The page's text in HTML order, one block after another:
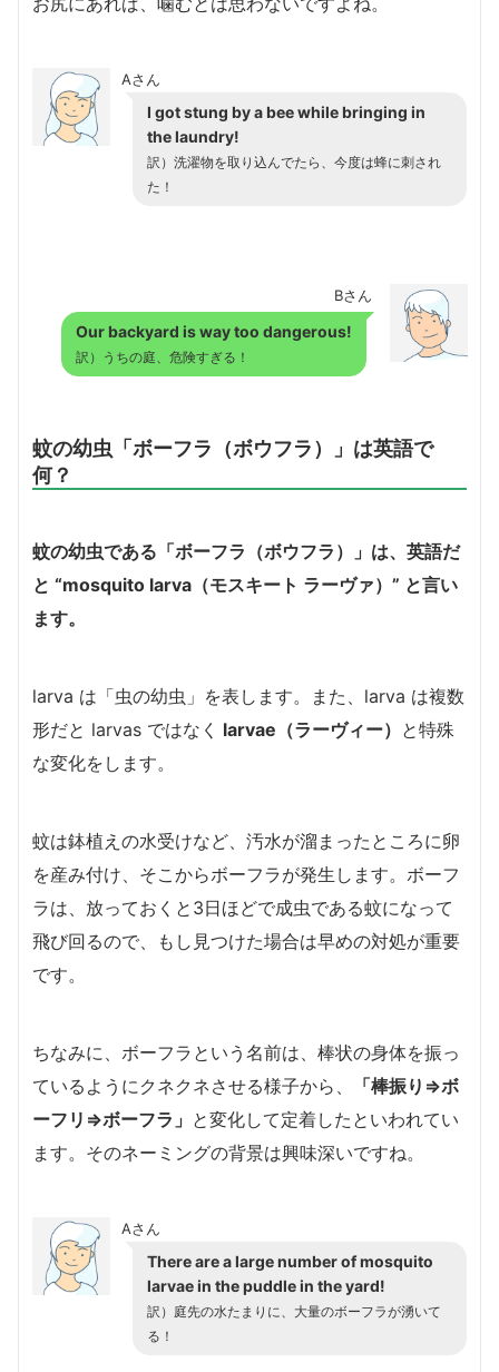
Aさん
I got stung by a bee while bringing in
the laundry!
訳）洗濯物を取り込んでたら、今度は蜂に刺され
た！
Bさん
Our backyard is way too dangerous!
訳）うちの庭、危険すぎる！
蚊の幼虫「ボーフラ（ボウフラ）」は英語で
何？
蚊の幼虫である「ボーフラ（ボウフラ）」は、英語だ
と “mosquito larva（モスキート ラーヴァ）” と言い
ます。
larva は「虫の幼虫」を表します。また、larva は複数
形だと larvas ではなく larvae（ラーヴィー） と特殊
な変化をします。
蚊は鉢植えの水受けなど、汚水が溜まったところに卵
を産み付け、そこからボーフラが発生します。ボーフ
ラは、放っておくと3日ほどで成虫である蚊になって
飛び回るので、もし見つけた場合は早めの対処が重要
です。
ちなみに、ボーフラという名前は、棒状の身体を振っ
ているようにクネクネさせる様子から、
「棒振り⇒ボ
ーフリ⇒ボーフラ」 と変化して定着したといわれてい
ます。そのネーミングの背景は興味深いですね。
Aさん
There are a large number of mosquito
larvae in the puddle in the yard!
訳）庭先の水たまりに、大量のボーフラが湧いて
る！